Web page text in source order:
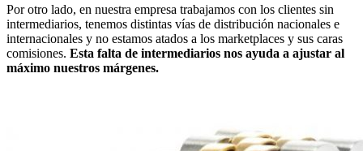
Por otro lado, en nuestra empresa trabajamos con los clientes sin
intermediarios, tenemos distintas vías de distribución nacionales e
internacionales y no estamos atados a los marketplaces y sus caras
comisiones. Esta falta de intermediarios nos ayuda a ajustar al
máximo nuestros márgenes.